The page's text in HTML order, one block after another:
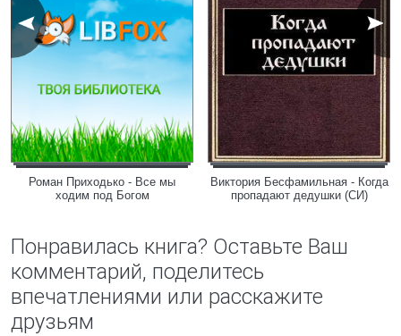
Роман Приходько - Все мы
ходим под Богом
Виктория Бесфамильная - Когда
пропадают дедушки (СИ)
Понравилась книга? Оставьте Ваш
комментарий, поделитесь
впечатлениями или расскажите
друзьям